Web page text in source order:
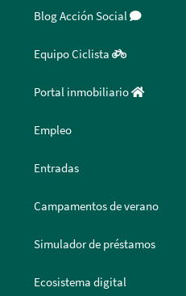
Blog Acción Social
Equipo Ciclista
Portal inmobiliario
Empleo
Entradas
Campamentos de verano
Simulador de préstamos
Ecosistema digital